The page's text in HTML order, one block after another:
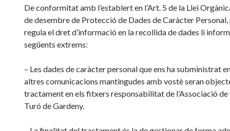
De conformitat amb l’establert en l’Art. 5 de la Llei
de desembre de Protecció de Dades de Caràcter Personal,
regula el dret d’informació en la recollida de dades li
següents extrems:
– Les dades de caràcter personal que ens ha subministrat
altres comunicacions mantingudes amb vostè seran
tractament en els fitxers responsabilitat de l’Associació de
Turó de Gardeny.